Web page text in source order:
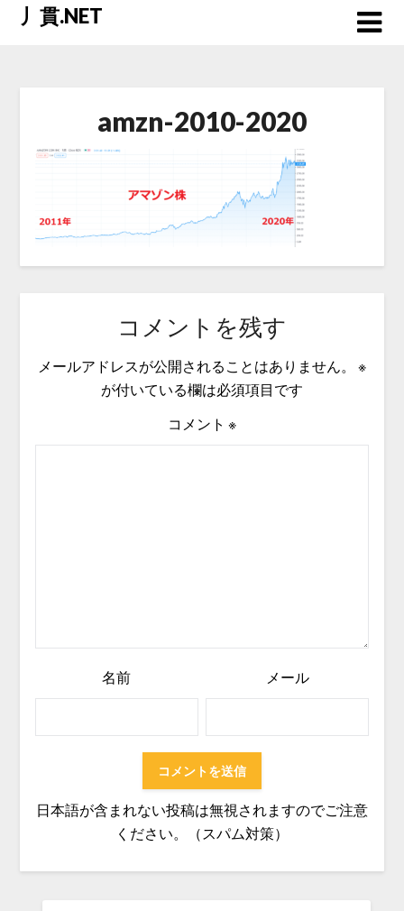
Skip丿貫.NET
amzn-2010-2020
コメントを残す
メールアドレスが公開されることはありません。
※
が付いている欄は必須項目です
コメント ※
名前 メール
日本語が含まれない投稿は無視されますのでご注意
ください。（スパム対策）